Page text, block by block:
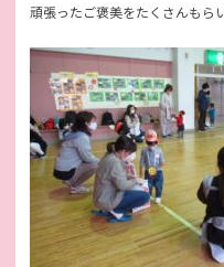
頑張ったご褒美をたくさんもら